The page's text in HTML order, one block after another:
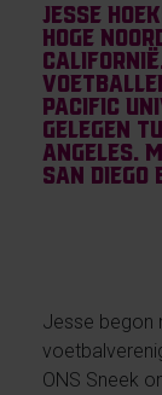
Jesse
hoge
Pacific
gelegen
Angeles.
San
Jesse begon
ONS Sneek